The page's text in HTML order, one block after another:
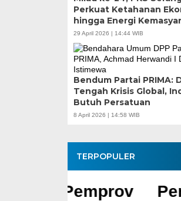
Perkuat Ketahanan
hingga Energi
29 April 2026 | 14:44 WIB
Bendum Partai PRIMA:
Tengah Krisis Global,
Butuh Persatuan
8 April 2026 | 14:58 WIB
TERPOPULER